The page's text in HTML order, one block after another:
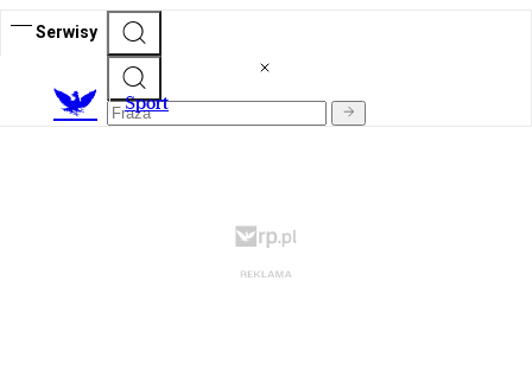
Serwisy
Sport